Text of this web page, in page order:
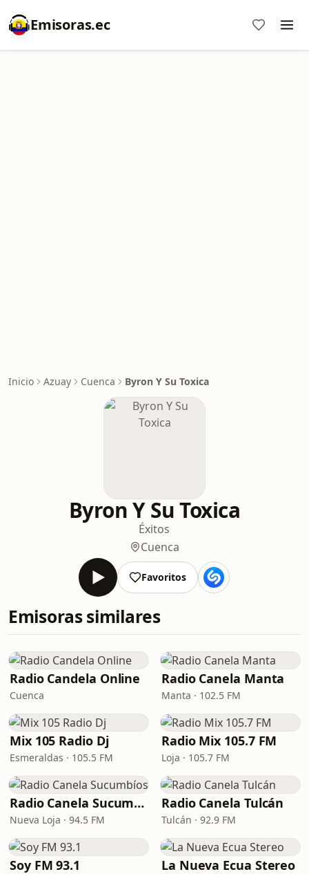
Emisoras.ec
Inicio Azuay Cuenca Byron Y Su Toxica
Byron Y Su Toxica
Éxitos
Cuenca
Favoritos
Emisoras similares
Radio Candela Online
Cuenca
Radio Canela Manta
Manta · 102.5 FM
Mix 105 Radio Dj
Esmeraldas · 105.5 FM
Radio Mix 105.7 FM
Loja · 105.7 FM
Radio Canela Sucumbíos
Nueva Loja · 94.5 FM
Radio Canela Tulcán
Tulcán · 92.9 FM
Soy FM 93.1 La Nueva Ecua Stereo